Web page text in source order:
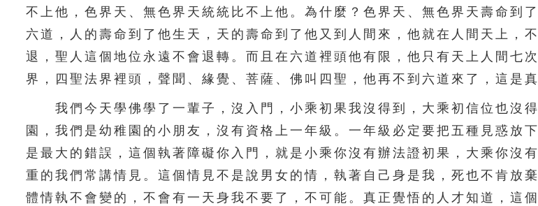
不上他，色界天、無色界天統統比不上他。為什麼？色界天、無色界天壽命到
六道，人的壽命到了他生天，天的壽命到了他又到人間來，他就在人間天上，
退，聖人這個地位永遠不會退轉。而且在六道裡頭他有限，他只有天上人間七
界，四聖法界裡頭，聲聞、緣覺、菩薩、佛叫四聖，他再不到六道來了，這是
我們今天學佛學了一輩子，沒入門，小乘初果我沒得到，大乘初信位也沒
園，我們是幼稚園的小朋友，沒有資格上一年級。一年級必定要把五種見惑放
是最大的錯誤，這個執著障礙你入門，就是小乘你沒有辦法證初果，大乘你沒
重的我們常講情見。這個情見不是說男女的情，執著自己身是我，死也不肯放
體情執不會變的，不會有一天身我不要了，不可能。真正覺悟的人才知道，這